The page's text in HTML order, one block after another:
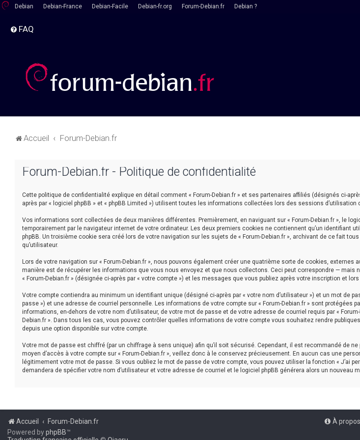
Debian Debian-France Debian-Facile Debian-fr.org Forum-Debian.fr Debian ?
FAQ
Accueil Forum-Debian.fr
Forum-Debian.fr - Politique de confidentialité
Cette politique de confidentialité explique en détail comment « Forum-Debian.fr » et ses partenaires affiliés (désignés ci-
après par « logiciel phpBB » et « phpBB Limited ») utilisent toutes les informations collectées lors des sessions
Vos informations sont collectées de deux manières différentes. Premièrement, en naviguant sur « Forum-Debian.fr », le
temporairement par le navigateur internet de votre ordinateur. Les deux premiers cookies ne contiennent qu’un
phpBB. Un troisième cookie sera créé lors de votre navigation sur les sujets de « Forum-Debian.fr », archivant de ce fait
qu’utilisateur.
Lors de votre navigation sur « Forum-Debian.fr », nous pouvons également créer une quatrième sorte de cookies,
manière est de récupérer les informations que vous nous envoyez et que nous collectons. Ceci peut correspondre — mais
« Forum-Debian.fr » (désignée ci-après par « votre compte ») et les messages que vous publiez après votre inscription et
Votre compte contiendra au minimum un identifiant unique (désigné ci-après par « votre nom d’utilisateur ») et un mot de
passe ») et une adresse de courriel personnelle. Les informations de votre compte sur « Forum-Debian.fr » sont
informations, en-dehors de votre nom d’utilisateur, de votre mot de passe et de votre adresse de courriel requis par «
Debian.fr ». Dans tous les cas, vous pouvez contrôler quelles informations de votre compte vous souhaitez rendre
depuis une option disponible sur votre compte.
Votre mot de passe est chiffré (par un chiffrage à sens unique) afin qu’il soit sécurisé. Cependant, il est recommandé de
moyen d’accès à votre compte sur « Forum-Debian.fr », veillez donc à le conservez précieusement. En aucun cas une
légitimement votre mot de passe. Si vous oubliez le mot de passe de votre compte, vous pouvez utiliser la fonction « J’ai
demandera de spécifier votre nom d’utilisateur et votre adresse de courriel et le logiciel phpBB générera alors un nouveau
Accueil Forum-Debian.fr
À propos
Powered byphpBB™